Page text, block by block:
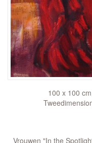
100 x 100
Vrouwen "In the